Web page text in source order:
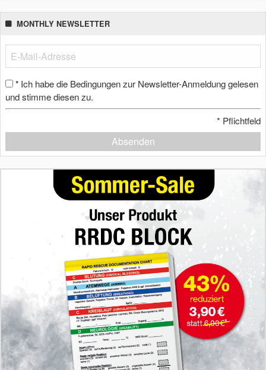
MONTHLY NEWSLETTER
* Ich habe die Bedingungen zur Newsletter-Anmeldung gelesen
und stimme diesen zu.
* Pflichtfeld
Absenden